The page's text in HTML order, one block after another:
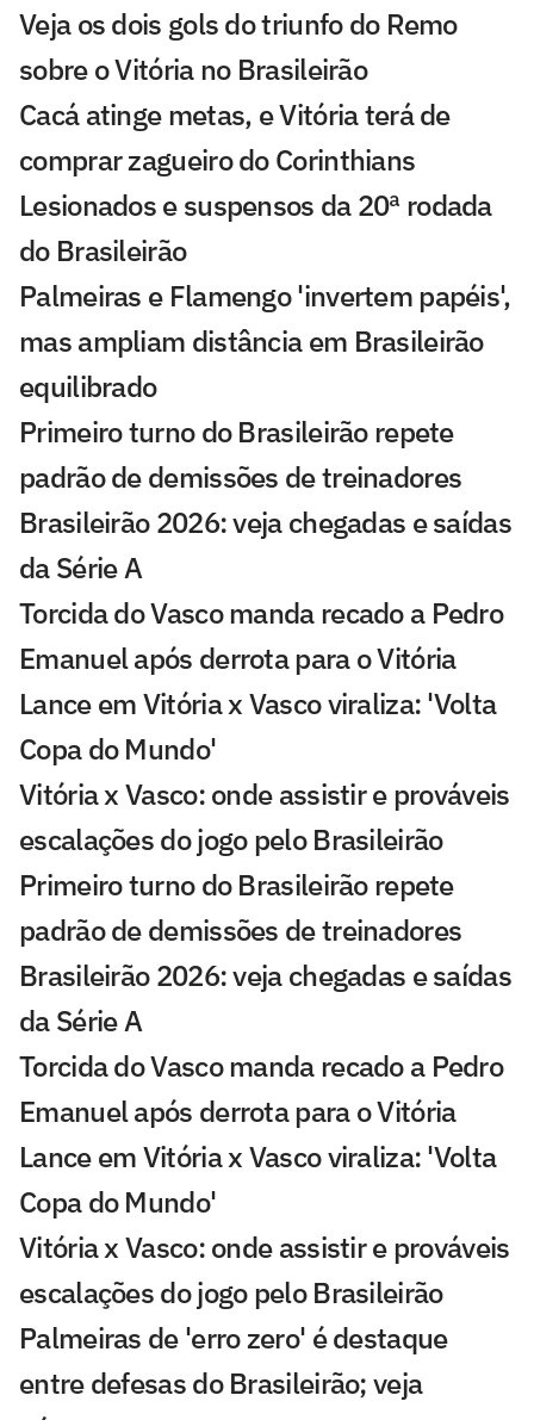
Veja os dois gols do triunfo do Remo
sobre o Vitória no Brasileirão
Cacá atinge metas, e Vitória terá de
comprar zagueiro do Corinthians
Lesionados e suspensos da 20ª rodada
do Brasileirão
Palmeiras e Flamengo 'invertem papéis',
mas ampliam distância em Brasileirão
equilibrado
Primeiro turno do Brasileirão repete
padrão de demissões de treinadores
Brasileirão 2026: veja chegadas e saídas
da Série A
Torcida do Vasco manda recado a Pedro
Emanuel após derrota para o Vitória
Lance em Vitória x Vasco viraliza: 'Volta
Copa do Mundo'
Vitória x Vasco: onde assistir e prováveis
escalações do jogo pelo Brasileirão
Primeiro turno do Brasileirão repete
padrão de demissões de treinadores
Brasileirão 2026: veja chegadas e saídas
da Série A
Torcida do Vasco manda recado a Pedro
Emanuel após derrota para o Vitória
Lance em Vitória x Vasco viraliza: 'Volta
Copa do Mundo'
Vitória x Vasco: onde assistir e prováveis
escalações do jogo pelo Brasileirão
Palmeiras de 'erro zero' é destaque
entre defesas do Brasileirão; veja